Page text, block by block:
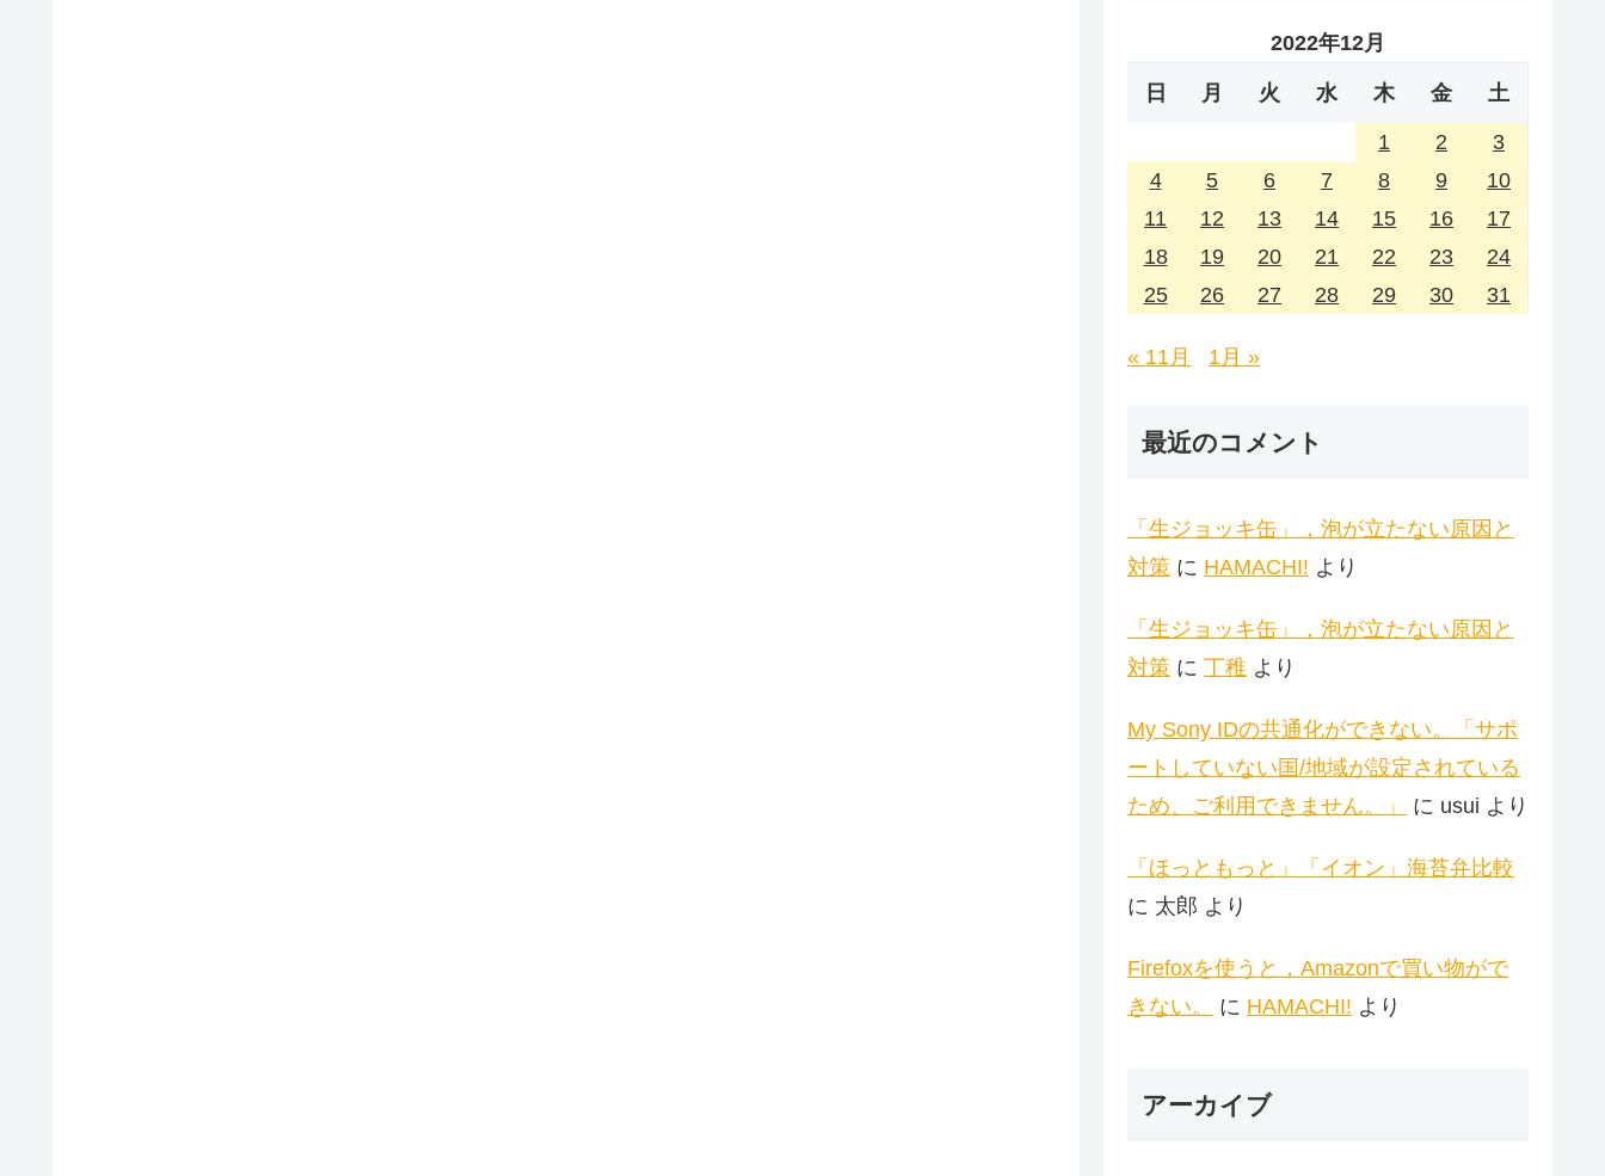
2022年12月
日 月 火 水 木 金 土
1 2
3
4
5 6 7 8 9
10
11
12 13 14 15 16
17
18
19 20 21 22 23
24
25
26 27 28 29 30 31
« 11月 1月 »
最近のコメント
「生ジョッキ缶」，泡が立たない原因と
対策 に HAMACHI! より
「生ジョッキ缶」，泡が立たない原因と
対策 に 丁稚 より
My Sony IDの共通化ができない。「サポ
ートしていない国/地域が設定されている
ため、ご利用できません。」
に usui より
「ほっともっと」「イオン」海苔弁比較
に 太郎 より
Firefoxを使うと，Amazonで買い物がで
きない。
に HAMACHI! より
アーカイブ